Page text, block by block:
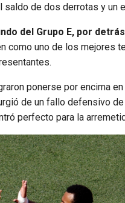
de dos derrotas y un
del Grupo E, por
como uno de los mejores
ponerse por encima en
de un fallo defensivo
perfecto para la